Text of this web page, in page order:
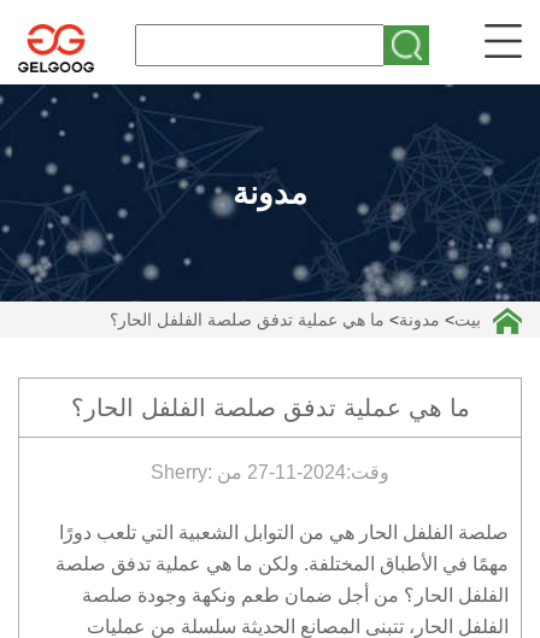
مدونة
بيت> مدونة> ما هي عملية تدفق صلصة الفلفل الحار؟
ما هي عملية تدفق صلصة الفلفل الحار؟
وقت:2024-11-27 من :Sherry
صلصة الفلفل الحار هي من التوابل الشعبية التي تلعب دورًا
مهمًا في الأطباق المختلفة. ولكن ما هي عملية تدفق صلصة
الفلفل الحار؟ من أجل ضمان طعم ونكهة وجودة صلصة
الفلفل الحار، تتبنى المصانع الحديثة سلسلة من عمليات